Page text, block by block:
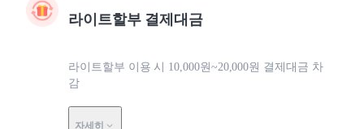
라이트할부 결제대금
라이트할부 이용 시 10,000원~20,000원 결제대금 차
감
자세히